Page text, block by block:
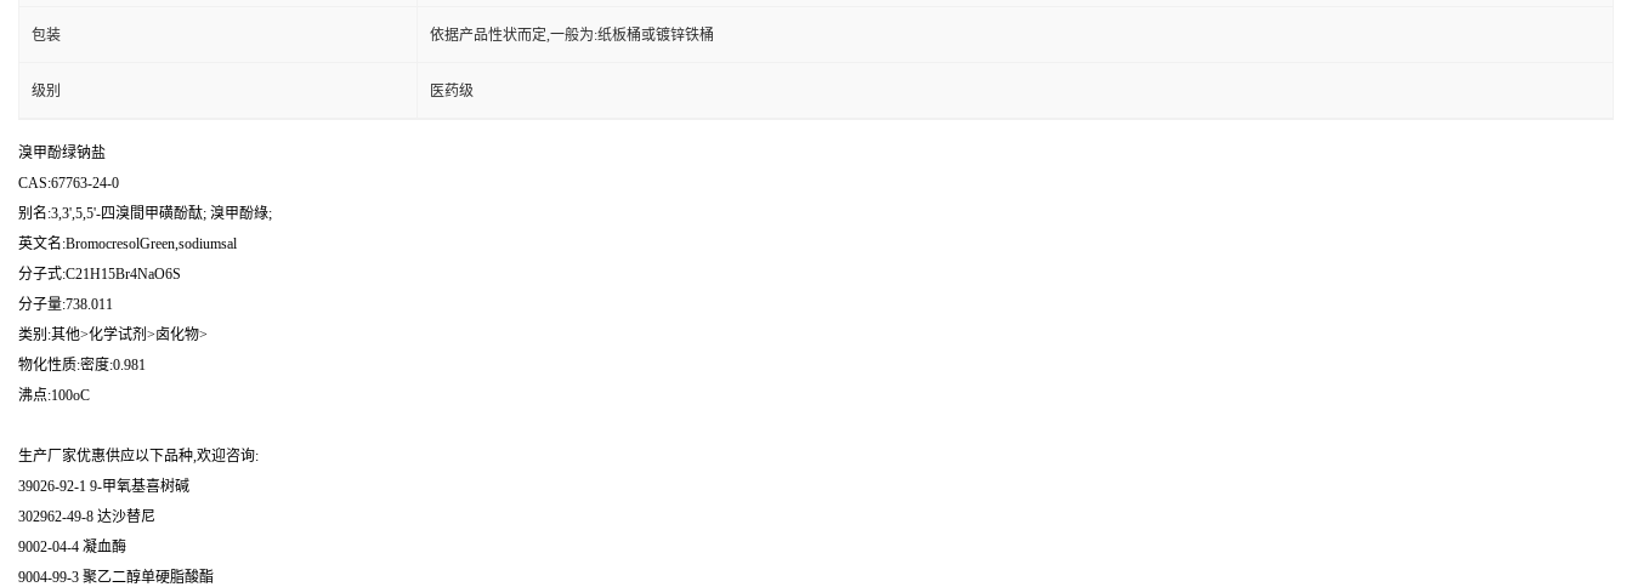
包装 依据产品性状而定,一般为:纸板桶或镀锌铁桶
级别 医药级
溴甲酚绿钠盐
CAS:67763-24-0
别名:3,3',5,5'-四溴間甲磺酚酞; 溴甲酚綠;
英文名:BromocresolGreen,sodiumsal
分子式:C21H15Br4NaO6S
分子量:738.011
类别:其他>化学试剂>卤化物>
物化性质:密度:0.981
沸点:100oC
生产厂家优惠供应以下品种,欢迎咨询:
39026-92-1 9-甲氧基喜树碱
302962-49-8 达沙替尼
9002-04-4 凝血酶
9004-99-3 聚乙二醇单硬脂酸酯